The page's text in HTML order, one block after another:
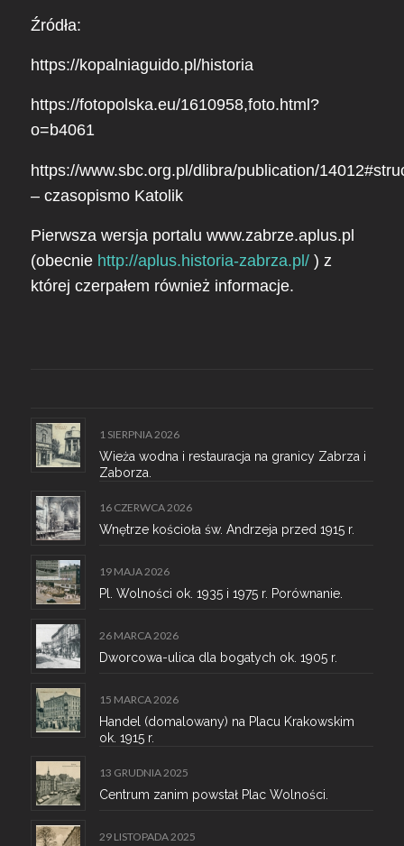
Źródła:
https://kopalniaguido.pl/historia
https://fotopolska.eu/1610958,foto.html?
o=b4061
https://www.sbc.org.pl/dlibra/publication/
– czasopismo Katolik
Pierwsza wersja portalu www.zabrze.aplus.pl
(obecnie http://aplus.historia-zabrza.pl/) z
której czerpałem również informacje.
1 SIERPNIA 2026
Wieża wodna i restauracja na granicy Zabrza i
Zaborza.
16 CZERWCA 2026
Wnętrze kościoła św. Andrzeja przed 1915 r.
19 MAJA 2026
Pl. Wolności ok. 1935 i 1975 r. Porównanie.
26 MARCA 2026
Dworcowa-ulica dla bogatych ok. 1905 r.
15 MARCA 2026
Handel (domalowany) na Placu Krakowskim
ok. 1915 r.
13 GRUDNIA 2025
Centrum zanim powstał Plac Wolności.
29 LISTOPADA 2025